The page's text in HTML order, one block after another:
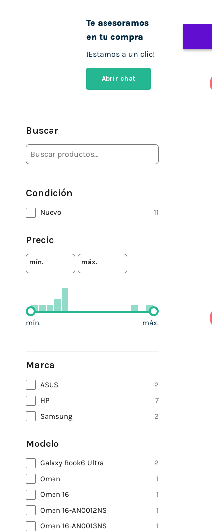
Te asesoramos
en tu compra
¡Estamos a un clic!
Abrir chat
Buscar
Condición
Nuevo 11
Precio
mín. máx.
mín. máx.
Marca
ASUS
2
HP
7
Samsung
2
Modelo
Galaxy Book6 Ultra
2
Omen
1
Omen 16
1
Omen 16-AN0012NS
1
Omen 16-AN0013NS
1